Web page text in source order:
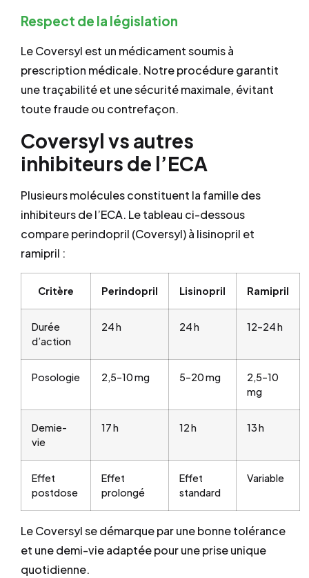
Respect de la législation
Le Coversyl est un médicament soumis à
prescription médicale. Notre procédure garantit
une traçabilité et une sécurité maximale, évitant
toute fraude ou contrefaçon.
Coversyl vs autres
inhibiteurs de l’ECA
Plusieurs molécules constituent la famille des
inhibiteurs de l’ECA. Le tableau ci-dessous
compare perindopril (Coversyl) à lisinopril et
ramipril :
Critère Perindopril Lisinopril Ramipril
Durée
d’action
24 h 24 h 12–24 h
Posologie 2,5–10 mg 5–20 mg
2,5–10
mg
Demie-
vie
17 h 12 h 13 h
Effet
postdose
Effet
prolongé
Effet
standard
Variable
Le Coversyl se démarque par une bonne tolérance
et une demi-vie adaptée pour une prise unique
quotidienne.